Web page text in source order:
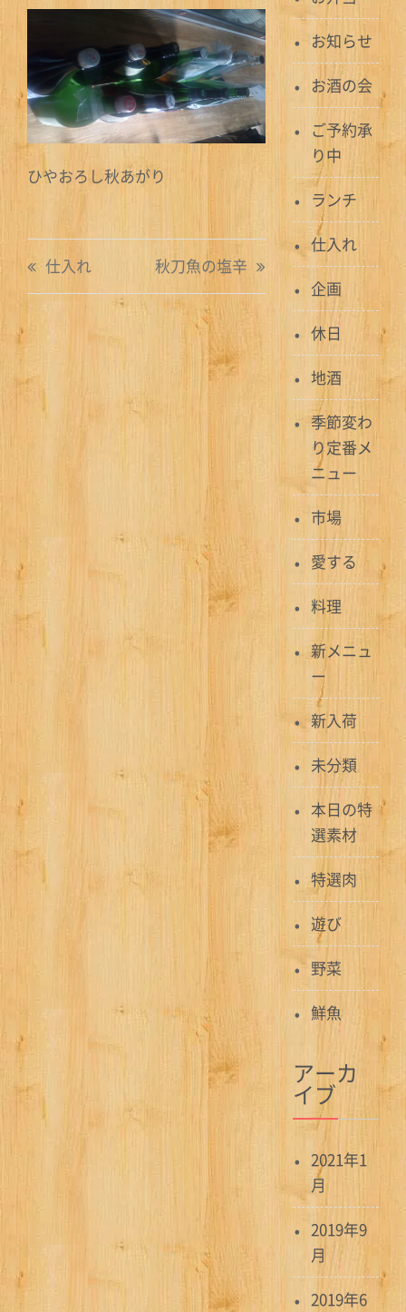
ひやおろし秋あがり
投
稿
ゲ
仕入れ 秋刀魚の塩辛
お知らせ
お酒の会
ご予約承
り中
ランチ
仕入れ
企画
休日
地酒
季節変わ
り定番メ
ニュー
市場
愛する
料理
新メニュ
ー
新入荷
未分類
本日の特
選素材
特選肉
遊び
野菜
鮮魚
アーカ
イブ
2021年1
月
2019年9
月
2019年6